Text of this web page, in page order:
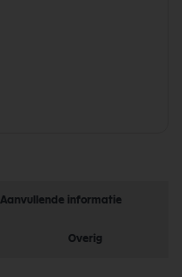
Aanvullende informatie
Overig